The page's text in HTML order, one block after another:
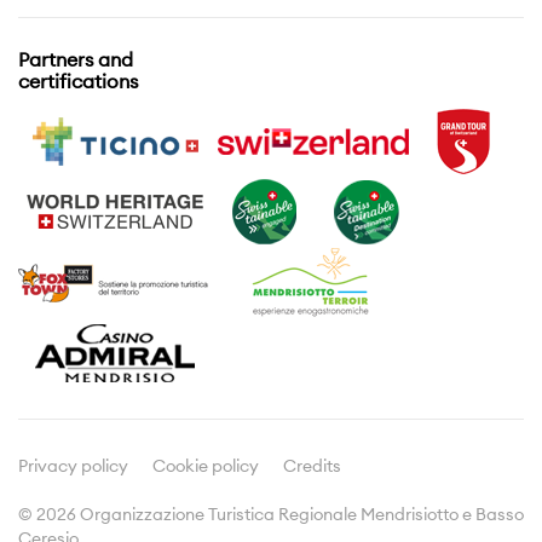
Eventi
Attività
Visite guidate
Enogastronomia
Viticoltura
Cultura
Informazioni di viaggio
Prospetti e brochures
Meetings & Incentives
Dicono di noi
Partners and
certifications
Privacy policy Cookie policy Credits
© 2026 Organizzazione Turistica Regionale Mendrisiotto e Basso